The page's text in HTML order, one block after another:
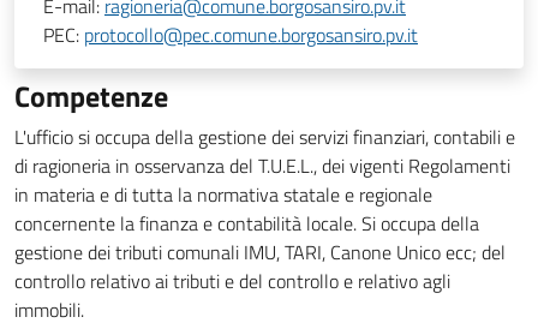
E-mail: ragioneria@comune.borgosansiro.pv.it
PEC: protocollo@pec.comune.borgosansiro.pv.it
Competenze
L'ufficio si occupa della gestione dei servizi finanziari, contabili e
di ragioneria in osservanza del T.U.E.L., dei vigenti Regolamenti
in materia e di tutta la normativa statale e regionale
concernente la finanza e contabilità locale. Si occupa della
gestione dei tributi comunali IMU, TARI, Canone Unico ecc; del
controllo relativo ai tributi e del controllo e relativo agli
immobili.